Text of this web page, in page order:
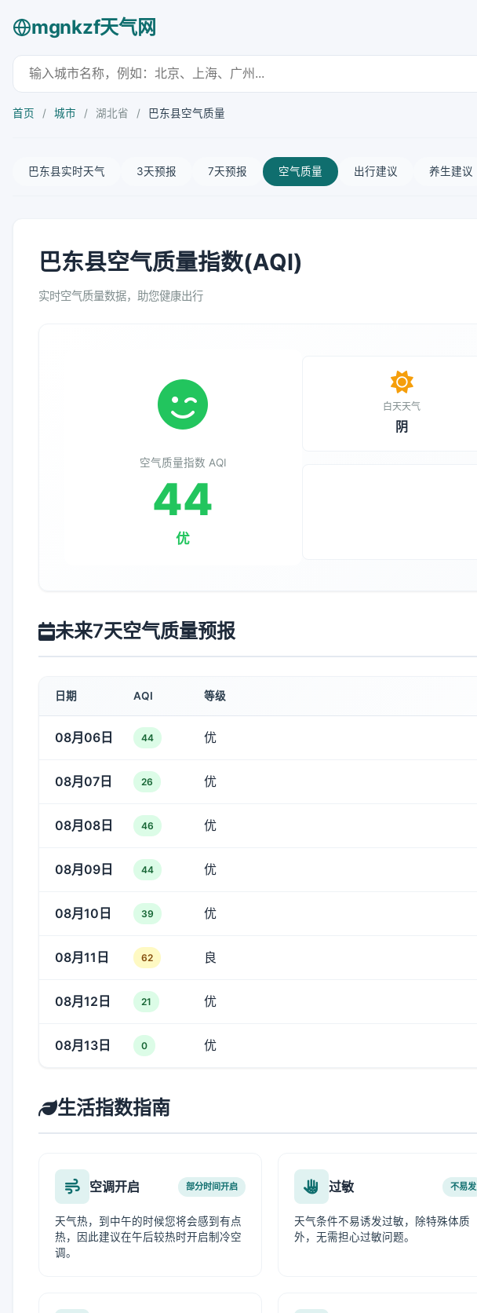
mgnkzf天气网
首页 / 城市 / 湖北省 / 巴东县空气质量
巴东县实时天气 3天预报 7天预报 空气质量 出行建议 养生建议
巴东县空气质量指数(AQI)
实时空气质量数据，助您健康出行
空气质量指数 AQI
44
优
白天天气
阴
未来7天空气质量预报
日期 AQI 等级
08月06日 44 优
08月07日 26 优
08月08日 46 优
08月09日 44 优
08月10日 39 优
08月11日 62 良
08月12日 21 优
08月13日 0 优
生活指数指南
空调开启 部分时间开启
天气热，到中午的时候您将会感到有点
热，因此建议在午后较热时开启制冷空
调。
过敏 不易发
天气条件不易诱发过敏，除特殊体质
外，无需担心过敏问题。